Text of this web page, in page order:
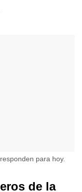
para hoy.
de la